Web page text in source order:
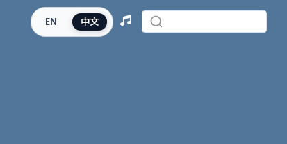
EN 中文